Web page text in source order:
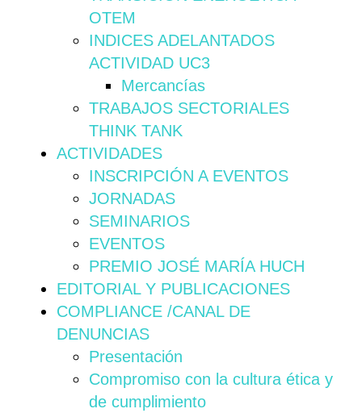
OTEM
INDICES ADELANTADOS
ACTIVIDAD UC3
Mercancías
TRABAJOS SECTORIALES
THINK TANK
ACTIVIDADES
INSCRIPCIÓN A EVENTOS
JORNADAS
SEMINARIOS
EVENTOS
PREMIO JOSÉ MARÍA HUCH
EDITORIAL Y PUBLICACIONES
COMPLIANCE /CANAL DE
DENUNCIAS
Presentación
Compromiso con la cultura ética y
de cumplimiento